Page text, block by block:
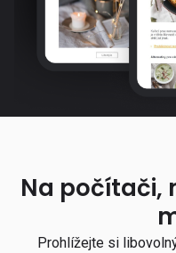
Na počítači,
Prohlížejte si